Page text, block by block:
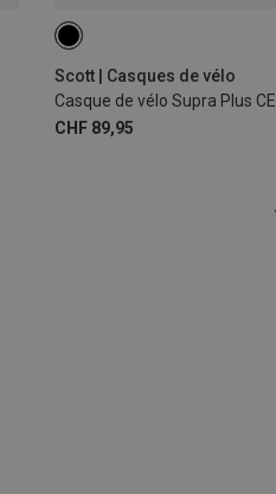
Scott | Casques de vélo
Casque de vélo Supra Plus CE
CHF 89,95
52-57CM